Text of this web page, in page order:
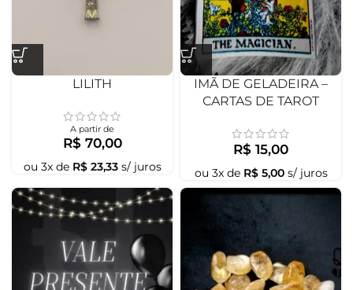
LILITH
A partir de
R$ 70,00
ou 3x de R$23,33s/ juros
IMÃ DE GELADEIRA –
CARTAS DE TAROT
R$ 15,00
ou 3x de R$5,00s/ juros